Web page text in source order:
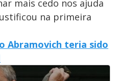
mais cedo nos ajuda
na primeira
Abramovich teria sido